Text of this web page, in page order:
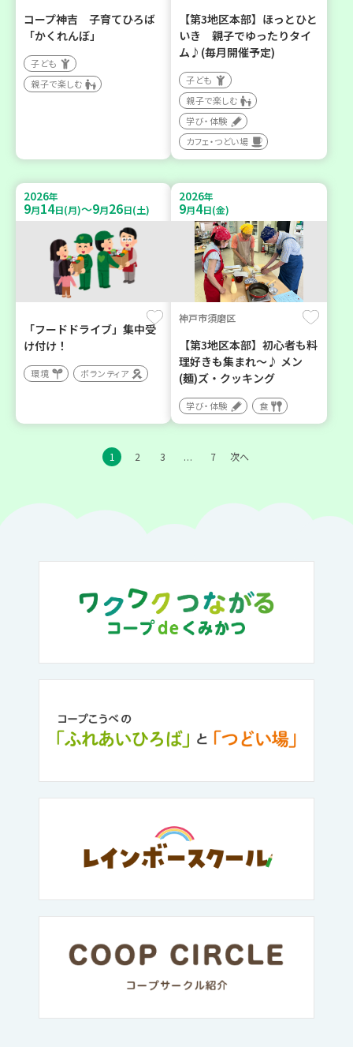
コープ神吉 子育てひろば
「かくれんぼ」
子ども
親子で楽しむ
【第3地区本部】ほっとひと
いき 親子でゆったりタイ
ム♪(毎月開催予定)
子ども
親子で楽しむ
学び・体験
カフェ・つどい場
2026年
9月14日(月)～9月26日(土)
「フードドライブ」集中受
け付け！
環境 ボランティア
2026年
9月4日(金)
神戸市須磨区
【第3地区本部】初心者も料
理好きも集まれ～♪ メン
(麺)ズ・クッキング
学び・体験 食
1 2 3 … 7 次へ